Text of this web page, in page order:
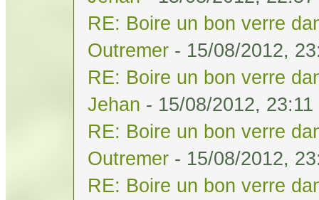
RE: Boire un bon verre
Outremer - 15/08/2012,
RE: Boire un bon verre
Jehan - 15/08/2012, 23:11
RE: Boire un bon verre
Outremer - 15/08/2012,
RE: Boire un bon verre